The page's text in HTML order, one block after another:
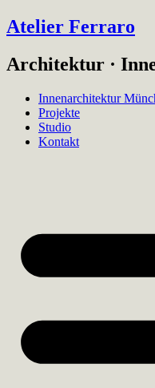
Atelier Ferraro
Architektur ·
Innenarchitektur
Projekte
Studio
Kontakt